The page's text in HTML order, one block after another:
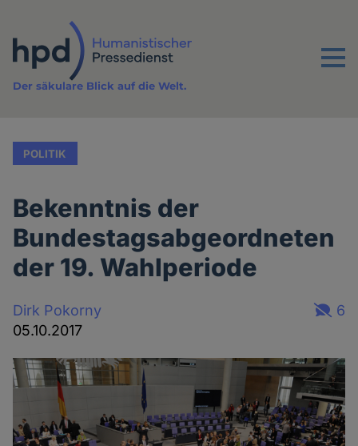
Inhalt
Menu
Der säkulare Blick auf die Welt.
POLITIK
Bekenntnis der
Bundestagsabgeordneten
der 19. Wahlperiode
Dirk Pokorny
05.10.2017
6